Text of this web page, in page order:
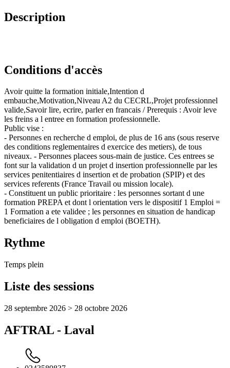
Description
Conditions d'accès
Avoir quitte la formation initiale,Intention d
embauche,Motivation,Niveau A2 du CECRL,Projet professionnel
valide,Savoir lire, ecrire, parler en francais / Prerequis : Avoir leve
les freins a l entree en formation professionnelle.
Public vise :
- Personnes en recherche d emploi, de plus de 16 ans (sous reserve
des conditions reglementaires d exercice des metiers), de tous
niveaux. - Personnes placees sous-main de justice. Ces entrees se
font sur la validation d un projet d insertion professionnelle par les
services penitentiaires d insertion et de probation (SPIP) et des
services referents (France Travail ou mission locale).
- Constituent un public prioritaire : les personnes sortant d une
formation PREPA et dont l orientation vers le dispositif 1 Emploi =
1 Formation a ete validee ; les personnes en situation de handicap
beneficiaires de l obligation d emploi (BOETH).
Rythme
Temps plein
Liste des sessions
28 septembre 2026 > 28 octobre 2026
AFTRAL - Laval